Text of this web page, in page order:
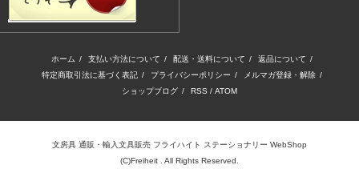
ホーム / 支払い方法について / 配送・送料について / 返品について /
特定商取引法に基づく表記 / プライバシーポリシー / メルマガ登録・解除 /
ショップブログ / RSS / ATOM
文房具 通販・輸入文具販売 フライハイト ステーショナリー WebShop
(C)Freiheit . All Rights Reserved.